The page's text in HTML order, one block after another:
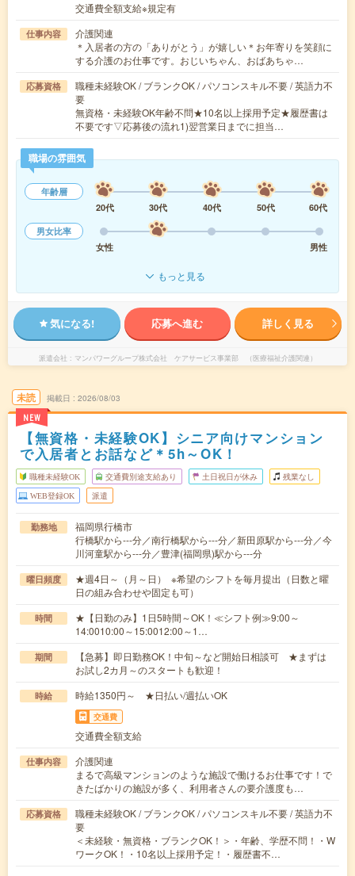
交通費全額支給※規定有
仕事内容
介護関連
＊入居者の方の「ありがとう」が嬉しい＊お年寄りを笑顔に
する介護のお仕事です。おじいちゃん、おばあちゃ…
応募資格
職種未経験OK / ブランクOK / パソコンスキル不要 / 英語力不
要
無資格・未経験OK年齢不問★10名以上採用予定★履歴書は
不要です▽応募後の流れ1)翌営業日までに担当…
職場の雰囲気
年齢層
20代
30代 40代 50代
60代
男女比率
女性
男性
もっと見る
気になる! 応募へ進む 詳しく見る
派遣会社 マンパワーグループ株式会社 ケアサービス事業部 （医療福祉介護関連）
未読
NEW
掲載日 2026/08/03
【無資格・未経験OK】シニア向けマンション
で入居者とお話など＊5h～OK！
職種未経験OK 交通費別途支給あり 土日祝日が休み 残業なし
WEB登録OK 派遣
勤務地
福岡県行橋市
行橋駅から---分／南行橋駅から---分／新田原駅から---分／今
川河童駅から---分／豊津(福岡県)駅から---分
曜日頻度
★週4日～（月～日） ※希望のシフトを毎月提出（日数と曜
日の組み合わせや固定も可）
時間
★【日勤のみ】1日5時間～OK！≪シフト例≫9:00～
14:0010:00～15:0012:00～1…
期間
【急募】即日勤務OK！中旬～など開始日相談可 ★まずは
お試し2カ月～のスタートも歓迎！
時給 時給1350円～ ★日払い/週払いOK
交通費
交通費全額支給
仕事内容
介護関連
まるで高級マンションのような施設で働けるお仕事です！で
きたばかりの施設が多く、利用者さんの要介護度も…
応募資格
職種未経験OK / ブランクOK / パソコンスキル不要 / 英語力不
要
＜未経験・無資格・ブランクOK！＞・年齢、学歴不問！・W
ワークOK！・10名以上採用予定！・履歴書不…